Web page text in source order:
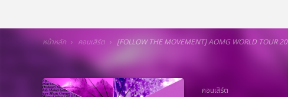
หน้าหลัก คอนเสิร์ต [FOLLOW THE MOVEMENT] AOMG WORLD TOUR
คอนเสิร์ต